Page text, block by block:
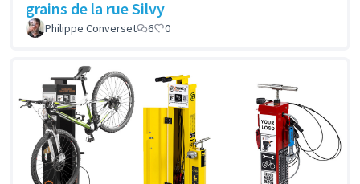
grains de la rue Silvy
Philippe Converset 6 0